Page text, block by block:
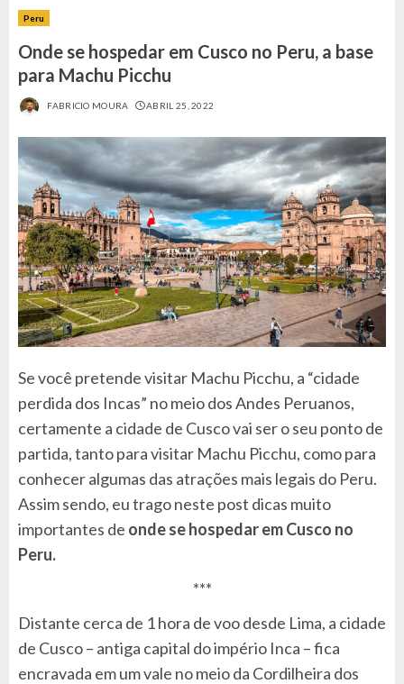
Peru
Onde se hospedar em Cusco no Peru, a base
para Machu Picchu
FABRICIO MOURA ABRIL 25, 2022
Se você pretende visitar Machu Picchu, a “cidade
perdida dos Incas” no meio dos Andes Peruanos,
certamente a cidade de Cusco vai ser o seu ponto de
partida, tanto para visitar Machu Picchu, como para
conhecer algumas das atrações mais legais do Peru.
Assim sendo, eu trago neste post dicas muito
importantes de onde se hospedar em Cusco no
Peru.
***
Distante cerca de 1 hora de voo desde Lima, a cidade
de Cusco – antiga capital do império Inca – fica
encravada em um vale no meio da Cordilheira dos